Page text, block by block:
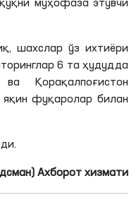
муҳофаза этувчи
шахслар ўз ихтиёри
6 та ҳудудда
Қорақалпоғистон
фуқаролар билан
Ахборот хизмати